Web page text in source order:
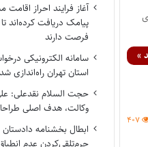
»
۴۰۷
آغاز فرایند احراز
پیامک دریافت کرده‌اند
فرصت دارند
سامانه الکترونیکی
استان تهران راه‌اندازی شد
حجت السلام نقدعلی:
وکالت، هدف اصلی
ابطال بخشنامه
جرم‌تلقی‌کردن عدم